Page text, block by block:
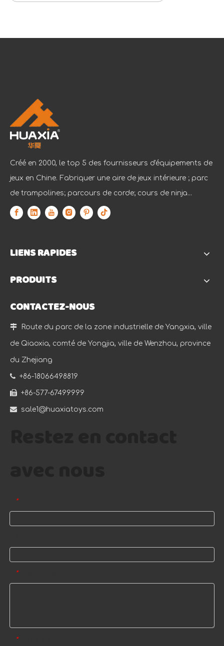
Créé en 2000, le top 5 des fournisseurs d'équipements de
jeux en Chine. Fabriquer une aire de jeux intérieure ; parc
de trampolines; parcours de corde; cours de ninja...
LIENS RAPIDES
PRODUITS
CONTACTEZ-NOUS
 Route du parc de la zone industrielle de Yangxia, ville
de Qiaoxia, comté de Yongjia, ville de Wenzhou, province
du Zhejiang
 +86-18066498819
 +86-577-67499999
 sale1@huaxiatoys.com
*
*
*